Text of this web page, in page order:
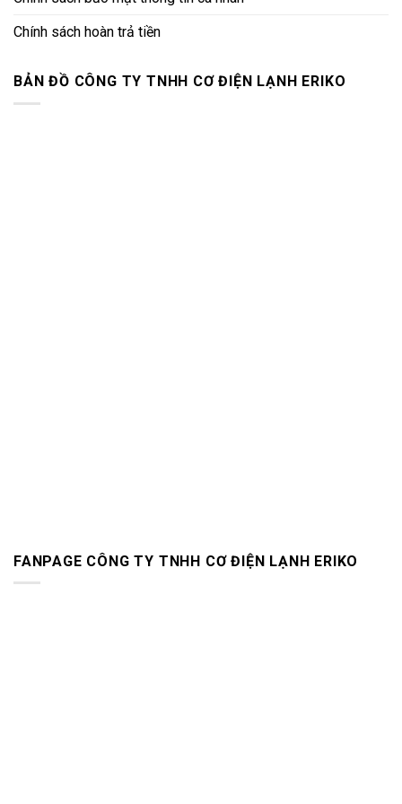
Chính sách hoàn trả tiền
BẢN ĐỒ CÔNG TY TNHH CƠ ĐIỆN LẠNH ERIKO
FANPAGE CÔNG TY TNHH CƠ ĐIỆN LẠNH ERIKO